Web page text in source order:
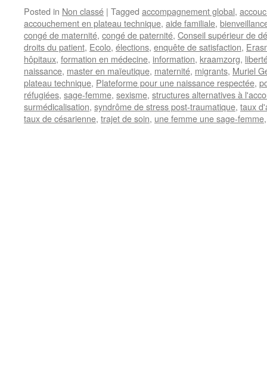
Posted in Non classé | Tagged accompagnement global,
accouchement en plateau technique, aide familiale,
congé de maternité, congé de paternité, Conseil supérieur de
droits du patient, Ecolo, élections, enquête de satisfaction,
hôpitaux, formation en médecine, information, kraamzorg,
naissance, master en maïeutique, maternité, migrants, Muriel
plateau technique, Plateforme pour une naissance respectée,
réfugiées, sage-femme, sexisme, structures alternatives à
surmédicalisation, syndrôme de stress post-traumatique, taux
taux de césarienne, trajet de soin, une femme une sage-femme